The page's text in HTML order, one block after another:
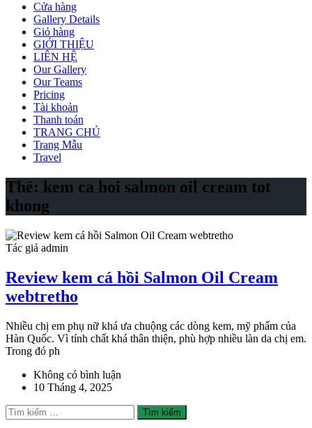
Cửa hàng
Gallery Details
Giỏ hàng
GIỚI THIỆU
LIÊN HỆ
Our Gallery
Our Teams
Pricing
Tài khoản
Thanh toán
TRANG CHỦ
Trang Mẫu
Travel
Thẻ: kem ca hoi salmon oil cream tot
khong
Tác giả admin
Review kem cá hồi Salmon Oil Cream
webtretho
Nhiều chị em phụ nữ khá ưa chuộng các dòng kem, mỹ phẩm của
Hàn Quốc. Vì tính chất khá thân thiện, phù hợp nhiều làn da chị em.
Trong đó ph
Không có bình luận
10 Tháng 4, 2025
Tìm
kiếm